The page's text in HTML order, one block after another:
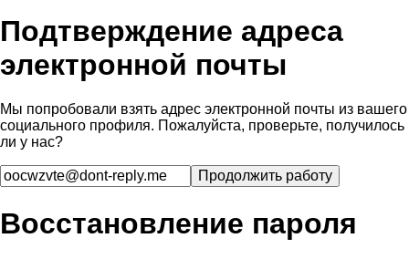
Подтверждение адреса
электронной почты
Мы попробовали взять адрес электронной почты из вашего
социального профиля. Пожалуйста, проверьте, получилось
ли у нас?
Восстановление пароля